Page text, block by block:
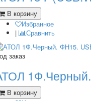
В корзину
Избранное
|
Сравнить
заказ
В корзину